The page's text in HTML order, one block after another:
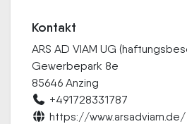
Kontakt
ARS AD VIAM UG
Gewerbepark 8e
85646 Anzing
+491728331787
https://www.arsadviam.de/